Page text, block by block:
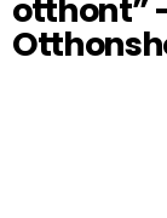
otthont”